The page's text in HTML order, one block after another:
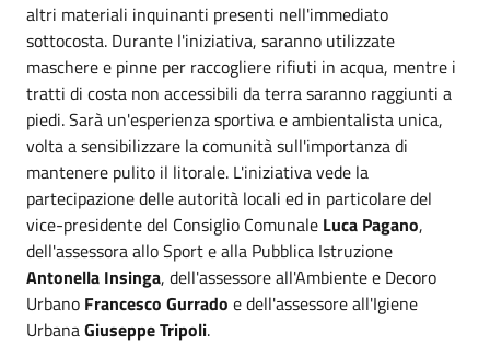
altri materiali inquinanti presenti nell'immediato
sottocosta. Durante l'iniziativa, saranno utilizzate
maschere e pinne per raccogliere rifiuti in acqua, mentre i
tratti di costa non accessibili da terra saranno raggiunti a
piedi. Sarà un'esperienza sportiva e ambientalista unica,
volta a sensibilizzare la comunità sull'importanza di
mantenere pulito il litorale. L'iniziativa vede la
partecipazione delle autorità locali ed in particolare del
vice-presidente del Consiglio Comunale Luca Pagano,
dell'assessora allo Sport e alla Pubblica Istruzione
Antonella Insinga, dell'assessore all'Ambiente e Decoro
Urbano Francesco Gurrado e dell'assessore all'Igiene
UrbanaGiuseppe Tripoli.